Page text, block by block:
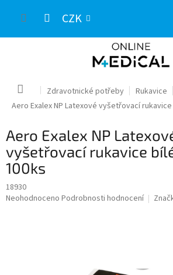
CZK
Domů Zdravotnické potřeby Rukavice
Aero Exalex NP Latexové vyšetřovací rukavice
Aero Exalex NP
vyšetřovací rukavice
100ks
18930
Průměrné
Neohodnoceno Podrobnosti hodnocení